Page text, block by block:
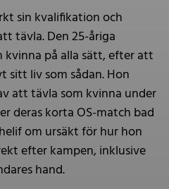
sin kvalifikation och
tävla. Den 25-åriga
kvinna på alla sätt, efter att
sitt liv som sådan. Hon
att tävla som kvinna under
deras korta OS-match bad
om ursäkt för hur hon
efter kampen, inklusive
hand.